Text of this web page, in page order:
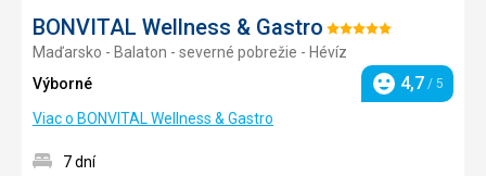
BONVITAL Wellness & Gastro Hodnotenie:
5/5
Maďarsko - Balaton - severné pobrežie - Hévíz
Výborné
Hodnotenie
4,7 / 5
Viac o BONVITAL Wellness & Gastro
7 dní